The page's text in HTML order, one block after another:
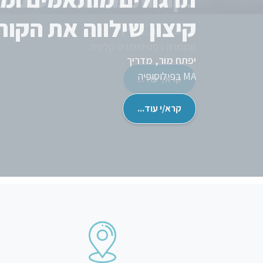
קיצון שילווה את
יפתח מור, מדריך
MA בפילוסופיה
קרא/י עוד...